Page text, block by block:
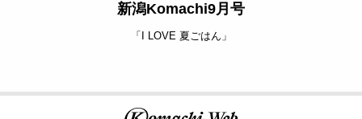
新潟Komachi9月号
「I LOVE 夏ごはん」